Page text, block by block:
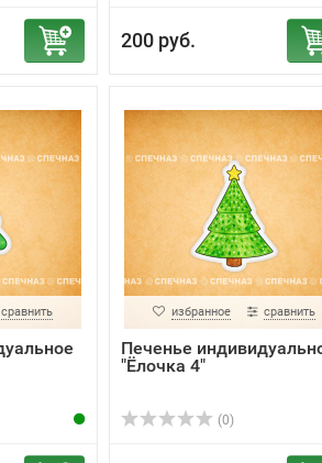
200 руб.
сравнить избранное сравнить
Печенье
"Ёлочка 4"
(0)